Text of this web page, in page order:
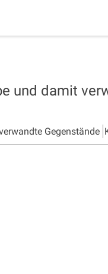
und damit
Gegenstände